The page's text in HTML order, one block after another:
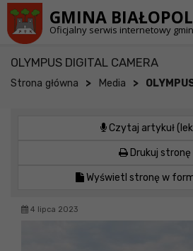
GMINA
Oficjalny serwis internetowy
OLYMPUS DIGITAL CAMERA
Strona główna > Media >
Czytaj artykuł
Drukuj stronę
Wyświetl stronę w
4 lipca 2023